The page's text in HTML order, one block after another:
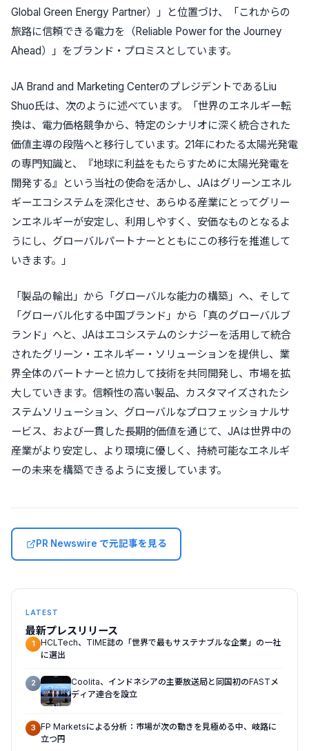
Global Green Energy Partner）」と位置づけ、「これからの
旅路に信頼できる電力を（Reliable Power for the Journey
Ahead）」をブランド・プロミスとしています。
JA Brand and Marketing CenterのプレジデントであるLiu
Shuo氏は、次のように述べています。「世界のエネルギー転
換は、電力価格競争から、特定のシナリオに深く統合された
価値主導の段階へと移行しています。21年にわたる太陽光発電
の専門知識と、『地球に利益をもたらすために太陽光発電を
開発する』という当社の使命を活かし、JAはグリーンエネル
ギーエコシステムを深化させ、あらゆる産業にとってグリー
ンエネルギーが安定し、利用しやすく、安価なものとなるよ
うにし、グローバルパートナーとともにこの移行を推進して
いきます。」
「製品の輸出」から「グローバルな能力の構築」へ、そして
「グローバル化する中国ブランド」から「真のグローバルブ
ランド」へと、JAはエコシステムのシナジーを活用して統合
されたグリーン・エネルギー・ソリューションを提供し、業
界全体のパートナーと協力して技術を共同開発し、市場を拡
大していきます。信頼性の高い製品、カスタマイズされたシ
ステムソリューション、グローバルなプロフェッショナルサ
ービス、および一貫した長期的価値を通じて、JAは世界中の
産業がより安定し、より環境に優しく、持続可能なエネルギ
ーの未来を構築できるように支援しています。
PR Newswire で元記事を見る
LATEST
最新プレスリリース
1
HCLTech、TIME誌の「世界で最もサステナブルな企業」の一社
に選出
2
Coolita、インドネシアの主要放送局と同国初のFASTメ
ディア連合を設立
3 FP Marketsによる分析：市場が次の動きを見極める中、岐路に
立つ円